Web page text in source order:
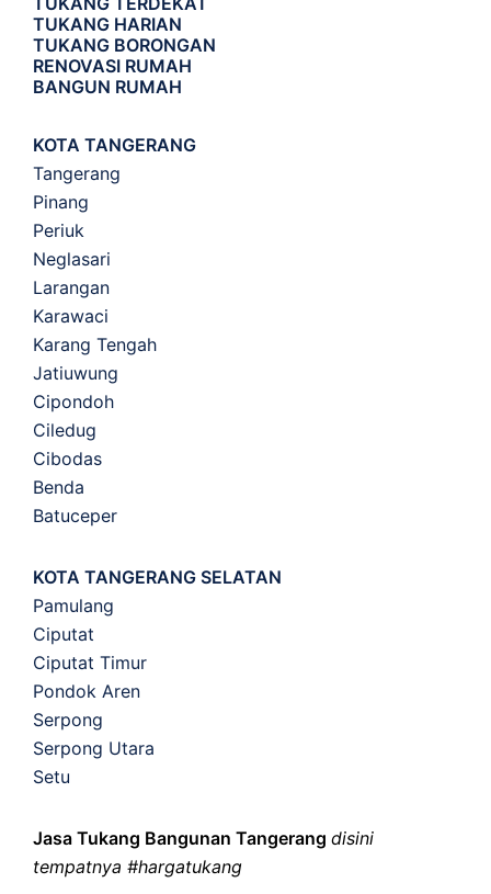
TUKANG HARIAN
TUKANG BORONGAN
RENOVASI RUMAH
BANGUN RUMAH
KOTA TANGERANG
Tangerang
Pinang
Periuk
Neglasari
Larangan
Karawaci
Karang Tengah
Jatiuwung
Cipondoh
Ciledug
Cibodas
Benda
Batuceper
KOTA TANGERANG SELATAN
Pamulang
Ciputat
Ciputat Timur
Pondok Aren
Serpong
Serpong Utara
Setu
Jasa Tukang Bangunan Tangerang disini
tempatnya #hargatukang